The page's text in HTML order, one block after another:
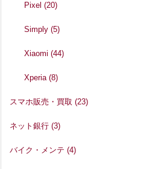
Pixel(20)
Simply(5)
Xiaomi(44)
Xperia(8)
スマホ販売・買取 (23)
ネット銀行 (3)
バイク・メンテ (4)